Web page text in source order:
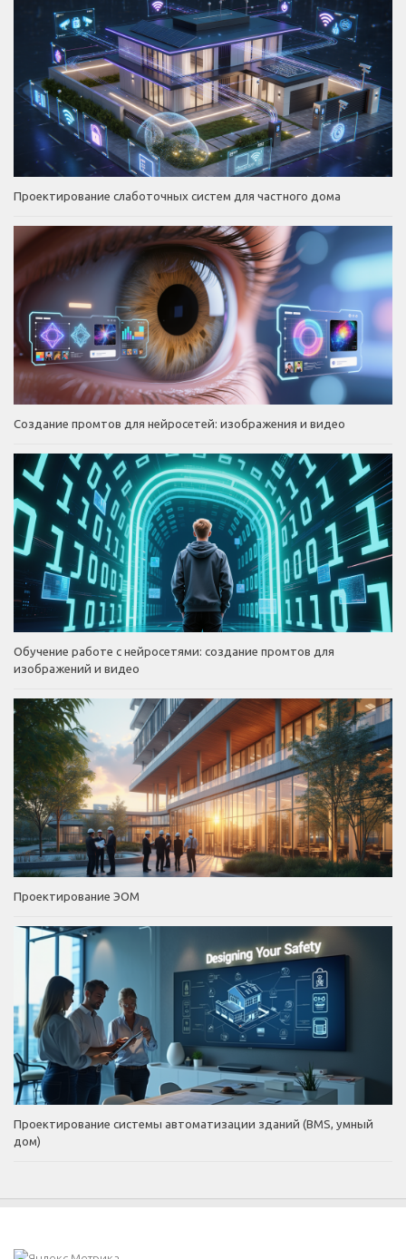
Проектирование слаботочных систем для частного дома
Создание промтов для нейросетей: изображения и видео
Обучение работе с нейросетями: создание промтов для
изображений и видео
Проектирование ЭОМ
Проектирование системы автоматизации зданий (BMS, умный
дом)